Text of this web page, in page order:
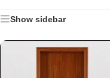
Show sidebar